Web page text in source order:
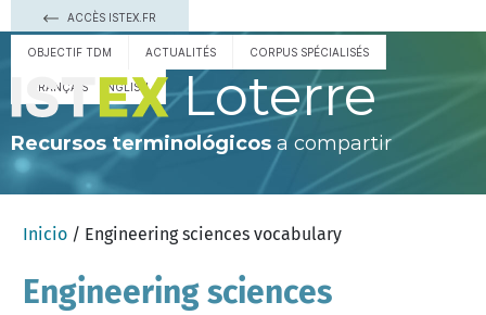
ACCÈS ISTEX.FR
OBJECTIF TDM ACTUALITÉS CORPUS SPÉCIALISÉS
FRANÇAIS ENGLISH Loterre
Recursos terminológicos a compartir
Inicio / Engineering sciences vocabulary
Engineering sciences